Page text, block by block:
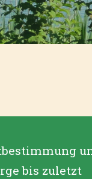
bis zuletzt